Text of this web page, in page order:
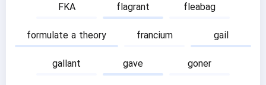
FKA
flagrant
fleabag
formulate a theory
francium
gail
gallant
gave
goner